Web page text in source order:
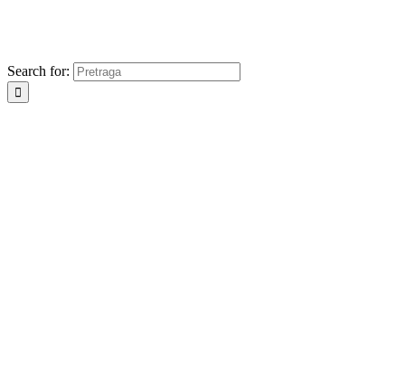
Search for: